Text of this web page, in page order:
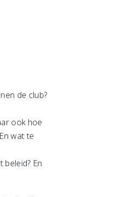
de club?
ook hoe
wat te
beleid? En